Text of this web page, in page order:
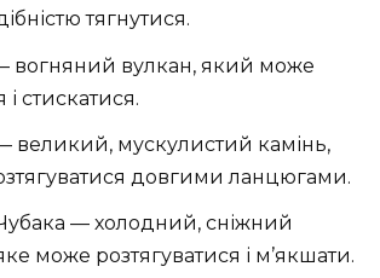
тягнутися.
вогняний вулкан, який може
і стискатися.
великий, мускулистий камінь,
довгими ланцюгами.
— холодний, сніжний
може розтягуватися і м’якшати.